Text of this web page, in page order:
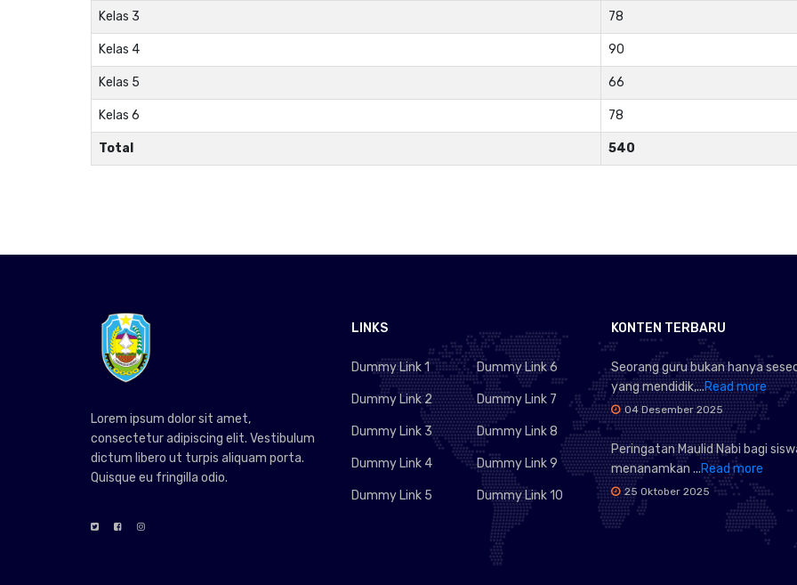
Kelas 3 78
Kelas 4 90
Kelas 5 66
Kelas 6 78
Total 540
Lorem ipsum dolor sit amet,
consectetur adipiscing elit. Vestibulum
dictum libero ut turpis aliquam porta.
Quisque eu fringilla odio.
LINKS
Dummy Link 1
Dummy Link 2
Dummy Link 3
Dummy Link 4
Dummy Link 5
Dummy Link 6
Dummy Link 7
Dummy Link 8
Dummy Link 9
Dummy Link 10
KONTEN TERBARU
Seorang guru bukan hanya
yang mendidik,...Read more
04 Desember 2025
Peringatan Maulid Nabi bagi
menanamkan ...Read more
25 Oktober 2025